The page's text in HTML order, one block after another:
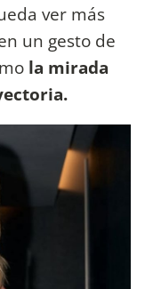
ver más
un gesto de
la mirada